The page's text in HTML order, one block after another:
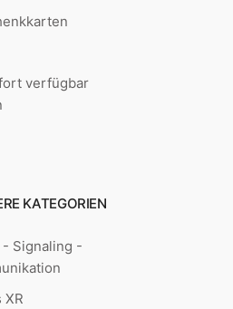
verfügbar
KATEGORIEN
- Signaling -
XR